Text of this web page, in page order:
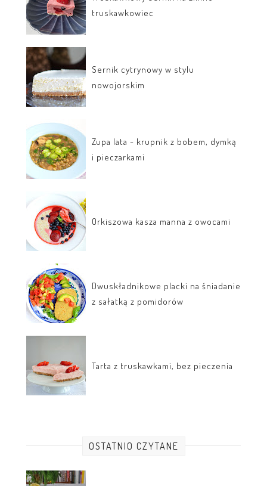
truskawkowiec
Sernik cytrynowy w stylu
nowojorskim
Zupa lata - krupnik z bobem, dymką
i pieczarkami
Orkiszowa kasza manna z owocami
Dwuskładnikowe placki na śniadanie
z sałatką z pomidorów
Tarta z truskawkami, bez pieczenia
OSTATNIO CZYTANE